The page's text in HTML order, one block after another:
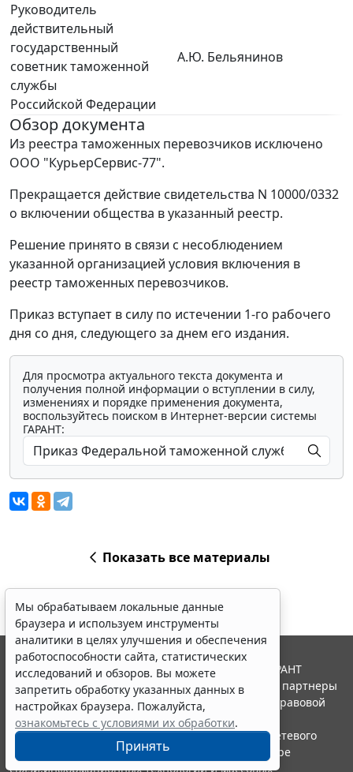
Руководитель
действительный
государственный
советник таможенной
службы
Российской Федерации
А.Ю. Бельянинов
Обзор документа
Из реестра таможенных перевозчиков исключено
ООО "КурьерСервис-77".
Прекращается действие свидетельства N 10000/0332
о включении общества в указанный реестр.
Решение принято в связи с несоблюдением
указанной организацией условия включения в
реестр таможенных перевозчиков.
Приказ вступает в силу по истечении 1-го рабочего
дня со дня, следующего за днем его издания.
Для просмотра актуального текста документа и
получения полной информации о вступлении в силу,
изменениях и порядке применения документа,
воспользуйтесь поиском в Интернет-версии системы
ГАРАНТ:
Показать все материалы
Мы обрабатываем локальные данные
браузера и используем инструменты
аналитики в целях улучшения и обеспечения
работоспособности сайта, статистических
исследований и обзоров. Вы можете
запретить обработку указанных данных в
настройках браузера. Пожалуйста,
ознакомьтесь с условиями их обработки.
Принять
© ООО "НПП "ГАРАНТ-СЕРВИС", 2026. Система ГАРАНТ
выпускается с 1990 года. Компания "Гарант" и ее партнеры
являются участниками Российской ассоциации правовой
информации ГАРАНТ.
Портал ГАРАНТ.РУ зарегистрирован в качестве сетевого
издания Федеральной службой по надзору в сфере
связи,информационных технологий и массовых